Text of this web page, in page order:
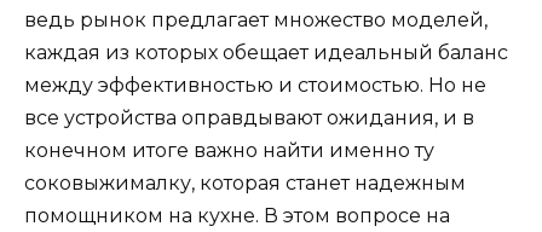
ведь рынок предлагает множество моделей,
каждая из которых обещает идеальный баланс
между эффективностью и стоимостью. Но не
все устройства оправдывают ожидания, и в
конечном итоге важно найти именно ту
соковыжималку, которая станет надежным
помощником на кухне. В этом вопросе на